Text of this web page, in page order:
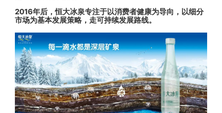
2016年后，恒大冰泉专注于以消费者健康为导向，以细分
市场为基本发展策略，走可持续发展路线。